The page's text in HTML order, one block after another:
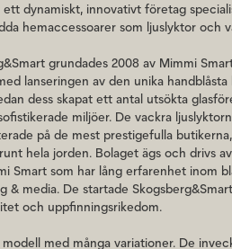
är unik, så avvikelser på plus/minus 3%
charmen i designen.
har signaturen Skogsberg&Smart
äktheten. Till ljuslyktorna rekommenderar
värmeljus i paraffin eller stearin som
från Skogsberg&Smart bör handtvättas
noggrant och torkas med en luddfri
ett dynamiskt, innovativt företag
hemaccessoarer som ljuslyktor och
grundades 2008 av Mimmi
lanseringen av den unika handblåsta
dess skapat ett antal utsökta
miljöer. De vackra
på de mest prestigefulla
hela jorden. Bolaget ägs och drivs
Smart som har lång erfarenhet inom
& media. De startade
och uppfinningsrikedom.
med många variationer. De